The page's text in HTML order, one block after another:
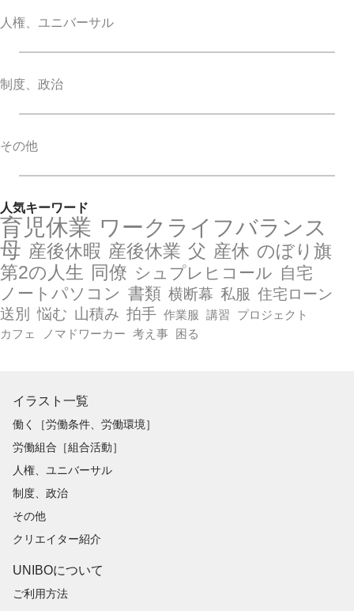
人権、ユニバーサル
制度、政治
その他
人気キーワード
育児休業 ワークライフバランス
母 産後休暇 産後休業 父 産休 のぼり旗
第2の人生 同僚 シュプレヒコール 自宅
ノートパソコン 書類 横断幕 私服 住宅ローン
送別
悩む 山積み 拍手 作業服 講習
プロジェクト
カフェ
ノマドワーカー 考え事 困る
イラスト一覧
働く［労働条件、労働環境］
労働組合［組合活動］
人権、ユニバーサル
制度、政治
その他
クリエイター紹介
UNIBOについて
ご利用方法